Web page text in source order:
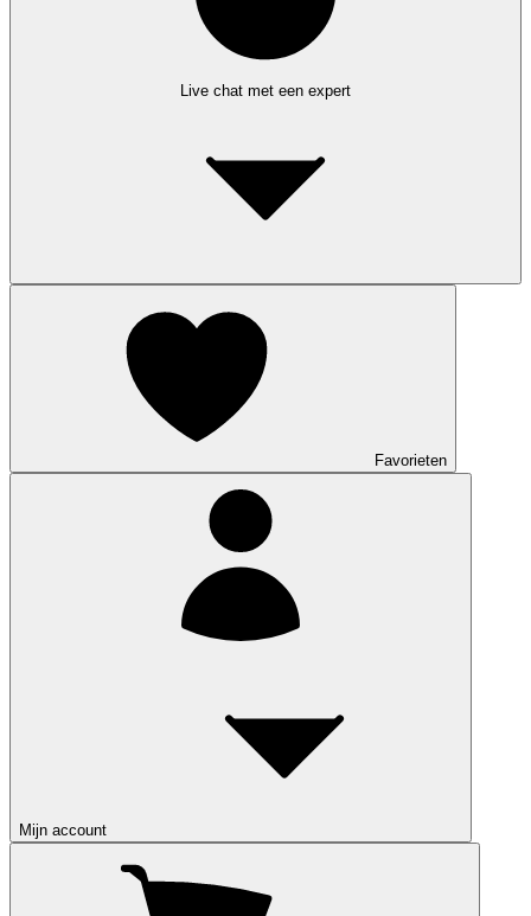
Live chat met een expert
Favorieten
Mijn account